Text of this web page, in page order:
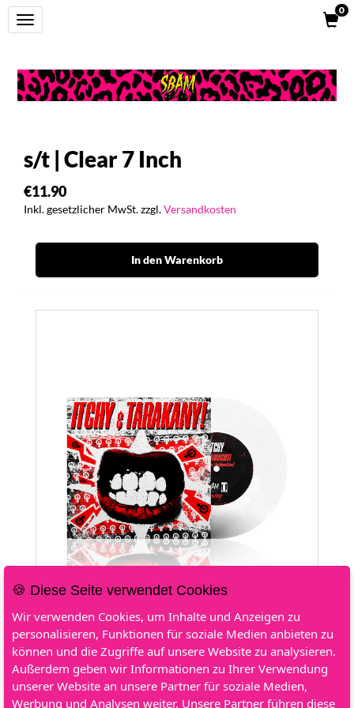
Toggle
navigation
0
s/t | Clear 7 Inch
€11.90
Inkl. gesetzlicher MwSt. zzgl.Versandkosten
In den Warenkorb
Weitere Informationen
Limitiert auf 100 Exemplare weltweit.
Track Listing:
🍪 Diese Seite verwendet Cookies
Wir verwenden Cookies, um Inhalte und Anzeigen zu
personalisieren, Funktionen für soziale Medien anbieten zu
können und die Zugriffe auf unsere Website zu analysieren.
Außerdem geben wir Informationen zu Ihrer Verwendung
unserer Website an unsere Partner für soziale Medien,
Werbung und Analysen weiter. Unsere Partner führen diese